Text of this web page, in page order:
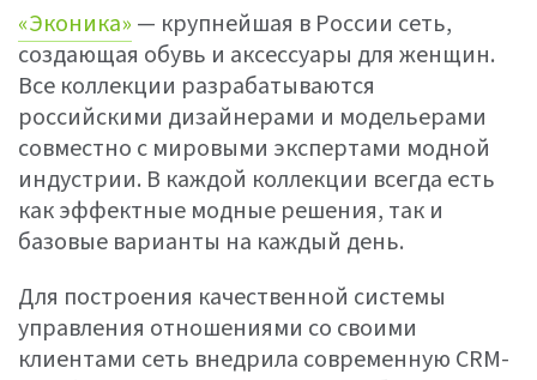
«Эконика» — крупнейшая в России сеть,
создающая обувь и аксессуары для женщин.
Все коллекции разрабатываются
российскими дизайнерами и модельерами
совместно с мировыми экспертами модной
индустрии. В каждой коллекции всегда есть
как эффектные модные решения, так и
базовые варианты на каждый день.
Для построения качественной системы
управления отношениями со своими
клиентами сеть внедрила современную CRM-